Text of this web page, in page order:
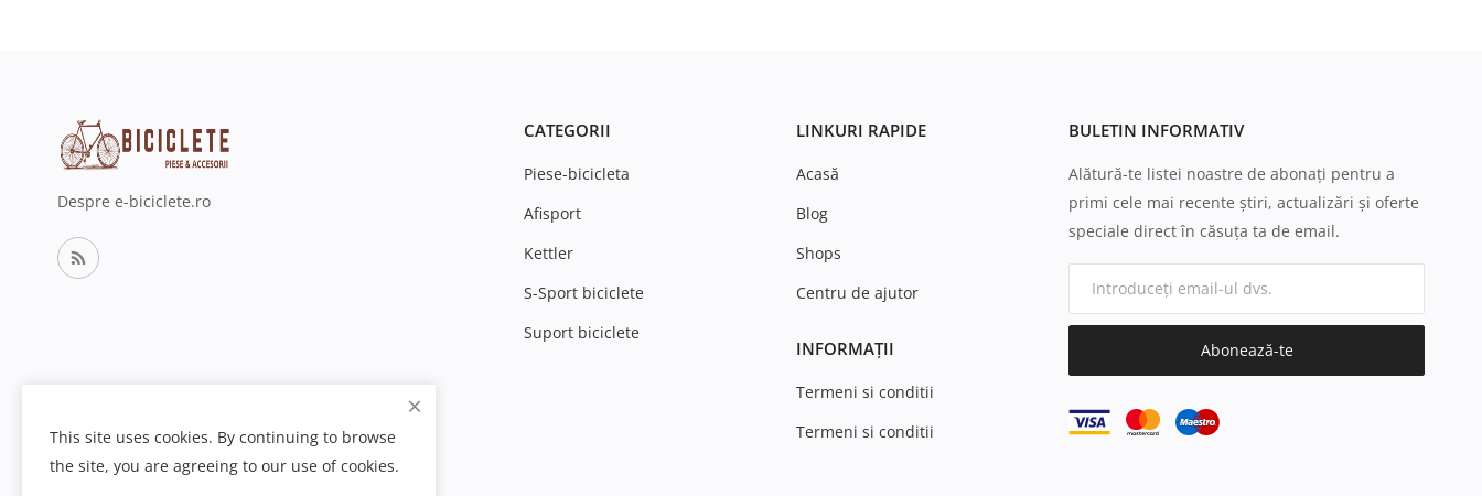
Despre e-biciclete.ro
CATEGORII
Piese-bicicleta
Afisport
Kettler
S-Sport biciclete
Suport biciclete
LINKURI RAPIDE
Acasă
Blog
Shops
Centru de ajutor
INFORMAȚII
Termeni si conditii
Termeni si conditii
BULETIN INFORMATIV
Alătură-te listei noastre de abonați pentru a
primi cele mai recente știri, actualizări și oferte
speciale direct în căsuța ta de email.
Abonează-te
This site uses cookies. By continuing to browse
the site, you are agreeing to our use of cookies.